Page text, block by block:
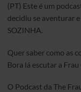
(PT) Este é um
decidiu se aventurar
SOZINHA.
Quer saber como as
Bora lá escutar a Frau
O Podcast da The